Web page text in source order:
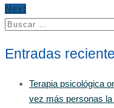
Next
Buscar:
Entradas
Terapia psicológica
vez más personas la